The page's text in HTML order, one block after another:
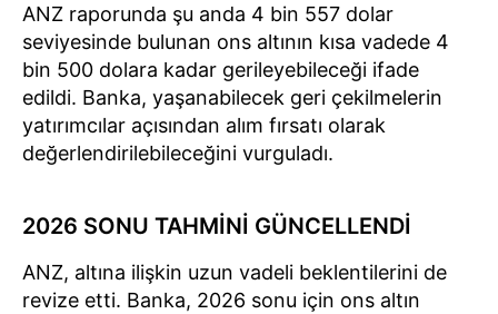
ANZ raporunda şu anda 4 bin 557 dolar
seviyesinde bulunan ons altının kısa vadede 4
bin 500 dolara kadar gerileyebileceği ifade
edildi. Banka, yaşanabilecek geri çekilmelerin
yatırımcılar açısından alım fırsatı olarak
değerlendirilebileceğini vurguladı.
2026 SONU TAHMİNİ GÜNCELLENDİ
ANZ, altına ilişkin uzun vadeli beklentilerini de
revize etti. Banka, 2026 sonu için ons altın